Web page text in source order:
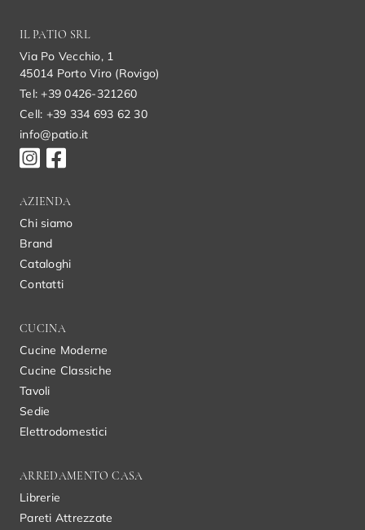
IL PATIO SRL
Via Po Vecchio, 1
45014 Porto Viro (Rovigo)
Tel: +39 0426-321260
Cell: +39 334 693 62 30
info@patio.it
AZIENDA
Chi siamo
Brand
Cataloghi
Contatti
CUCINA
Cucine Moderne
Cucine Classiche
Tavoli
Sedie
Elettrodomestici
ARREDAMENTO CASA
Librerie
Pareti Attrezzate